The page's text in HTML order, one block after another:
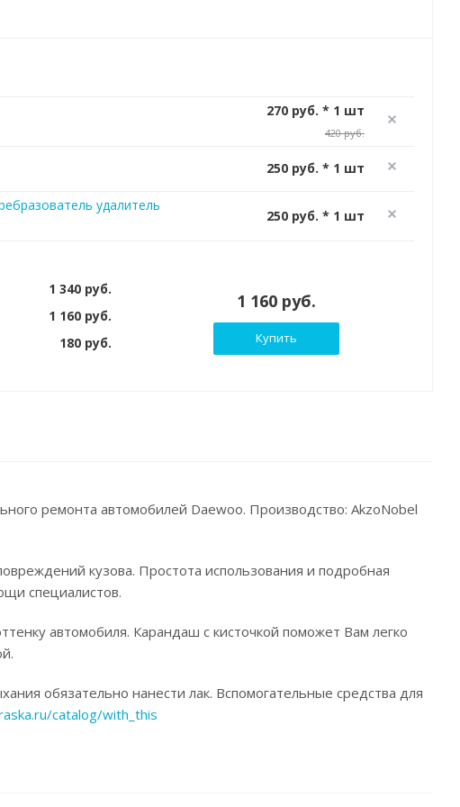
270 руб. * 1 шт
420 руб.
250 руб. * 1 шт
удалитель
250 руб. * 1 шт
1 340 руб.
1 160 руб.
180 руб.
1 160 руб.
Купить
ремонта автомобилей Daewoo. Производство: AkzoNobel
кузова. Простота использования и подробная
специалистов.
автомобиля. Карандаш с кисточкой поможет Вам легко
обязательно нанести лак. Вспомогательные средства для
catalog/with_this